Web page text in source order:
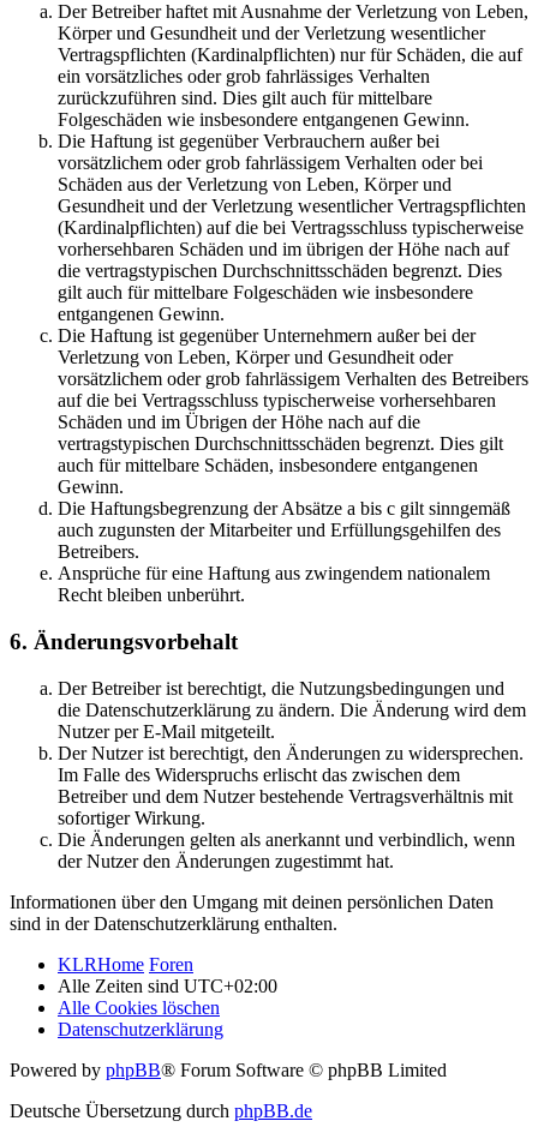
Der Betreiber haftet mit Ausnahme der Verletzung von Leben,
Körper und Gesundheit und der Verletzung wesentlicher
Vertragspflichten (Kardinalpflichten) nur für Schäden, die auf
ein vorsätzliches oder grob fahrlässiges Verhalten
zurückzuführen sind. Dies gilt auch für mittelbare
Folgeschäden wie insbesondere entgangenen Gewinn.
Die Haftung ist gegenüber Verbrauchern außer bei
vorsätzlichem oder grob fahrlässigem Verhalten oder bei
Schäden aus der Verletzung von Leben, Körper und
Gesundheit und der Verletzung wesentlicher Vertragspflichten
(Kardinalpflichten) auf die bei Vertragsschluss typischerweise
vorhersehbaren Schäden und im übrigen der Höhe nach auf
die vertragstypischen Durchschnittsschäden begrenzt. Dies
gilt auch für mittelbare Folgeschäden wie insbesondere
entgangenen Gewinn.
Die Haftung ist gegenüber Unternehmern außer bei der
Verletzung von Leben, Körper und Gesundheit oder
vorsätzlichem oder grob fahrlässigem Verhalten des Betreibers
auf die bei Vertragsschluss typischerweise vorhersehbaren
Schäden und im Übrigen der Höhe nach auf die
vertragstypischen Durchschnittsschäden begrenzt. Dies gilt
auch für mittelbare Schäden, insbesondere entgangenen
Gewinn.
Die Haftungsbegrenzung der Absätze a bis c gilt sinngemäß
auch zugunsten der Mitarbeiter und Erfüllungsgehilfen des
Betreibers.
Ansprüche für eine Haftung aus zwingendem nationalem
Recht bleiben unberührt.
6. Änderungsvorbehalt
Der Betreiber ist berechtigt, die Nutzungsbedingungen und
die Datenschutzerklärung zu ändern. Die Änderung wird dem
Nutzer per E-Mail mitgeteilt.
Der Nutzer ist berechtigt, den Änderungen zu widersprechen.
Im Falle des Widerspruchs erlischt das zwischen dem
Betreiber und dem Nutzer bestehende Vertragsverhältnis mit
sofortiger Wirkung.
Die Änderungen gelten als anerkannt und verbindlich, wenn
der Nutzer den Änderungen zugestimmt hat.
Informationen über den Umgang mit deinen persönlichen Daten
sind in der Datenschutzerklärung enthalten.
KLRHome Foren
Alle Zeiten sind UTC+02:00
Alle Cookies löschen
Datenschutzerklärung
Powered by phpBB® Forum Software © phpBB Limited
Deutsche Übersetzung durch phpBB.de